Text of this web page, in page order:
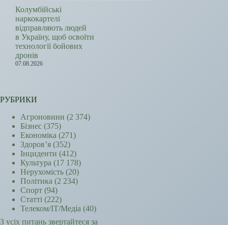
Колумбійські
наркокартелі
відправляють людей
в Україну, щоб освоїти
технології бойових
дронів
07.08.2026
РУБРИКИ
Агроновини (2 374)
Бізнес (375)
Економіка (271)
Здоров’я (352)
Інциденти (412)
Культура (17 178)
Нерухомість (20)
Політика (2 234)
Спорт (94)
Статті (222)
Телеком/ІТ/Медіа (40)
З усіх питань звертайтеся за